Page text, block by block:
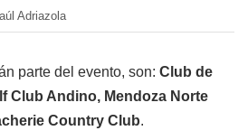
Adriazola
parte del evento, son: Club de
Club Andino, Mendoza Norte
Country Club.